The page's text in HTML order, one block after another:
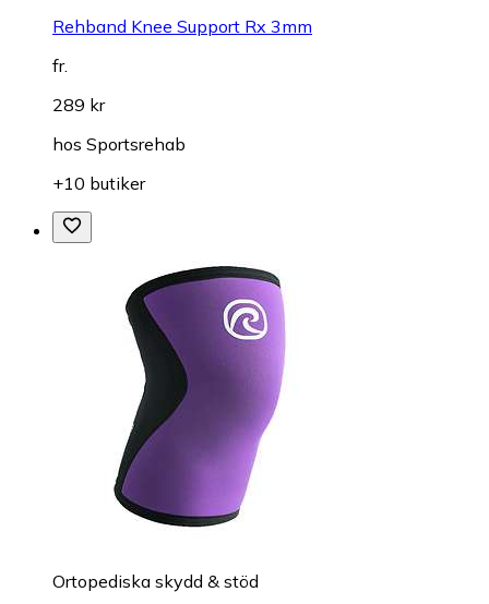
Rehband Knee Support Rx 3mm
fr.
289 kr
hos Sportsrehab
+10 butiker
Ortopediska skydd & stöd